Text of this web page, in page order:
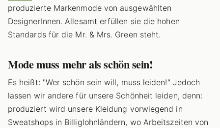
produzierte Markenmode von ausgewählten
DesignerInnen. Allesamt erfüllen sie die hohen
Standards für die Mr. & Mrs. Green steht.
Mode muss mehr als schön sein!
Es heißt: "Wer schön sein will, muss leiden!" Jedoch
lassen wir andere für unsere Schönheit leiden, denn:
produziert wird unsere Kleidung vorwiegend in
Sweatshops in Billiglohnländern, wo Arbeitszeiten von